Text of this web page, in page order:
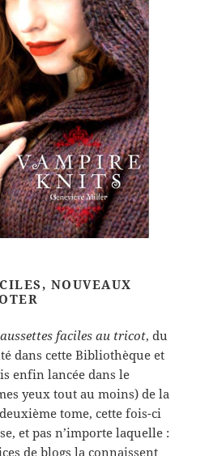
NOUVEAUX
faciles au tricot, du
dans cette Bibliothèque et
enfin lancée dans le
yeux tout au moins) de la
tome, cette fois-ci
et pas n’importe laquelle :
de blogs la connaissent